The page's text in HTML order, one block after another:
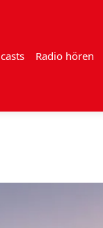
Radio hören